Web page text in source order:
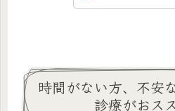
時間がない方、不安
診療がおス